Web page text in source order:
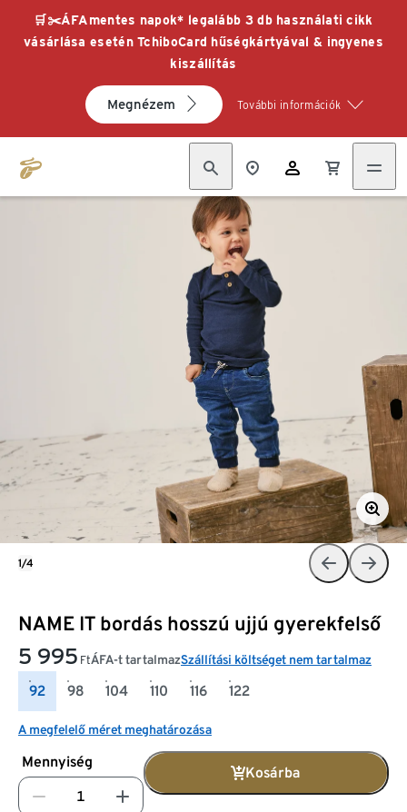
🛒✂️ÁFAmentes napok* legalább 3 db használati cikk
vásárlása esetén TchiboCard hűségkártyával & ingyenes
kiszállítás
Megnézem További információk
NAME IT bordás hosszú ujjú gyerekfelső
5 995 FtÁFA-t tartalmazSzállítási költséget nem tartalmaz
92 98 104 110 116 122
A megfelelő méret meghatározása
Mennyiség
Kosárba
1/4